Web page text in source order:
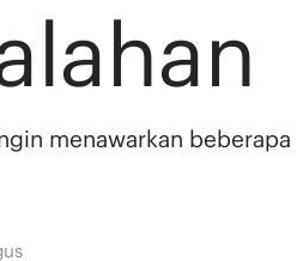
menawarkan beberapa